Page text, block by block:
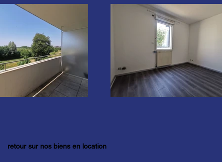
retour sur nos biens en location